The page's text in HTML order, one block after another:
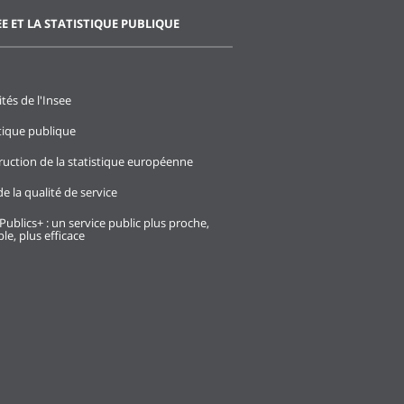
ET LA STATISTIQUE PUBLIQUE
de l'Insee
publique
de la statistique européenne
la qualité de service
: un service public plus proche,
plus efficace